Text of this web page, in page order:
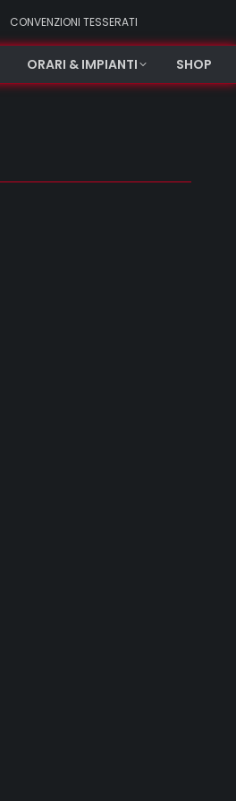
CONVENZIONI TESSERATI
ORARI & IMPIANTI SHOP